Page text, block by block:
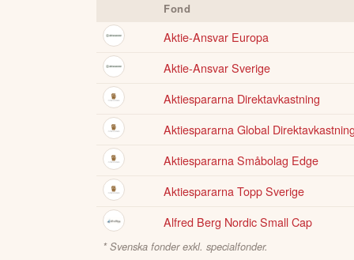
Fond
Aktie-Ansvar Europa
Aktie-Ansvar Sverige
Aktiespararna Direktavkastning
Aktiespararna Global
Aktiespararna Småbolag Edge
Aktiespararna Topp Sverige
Alfred Berg Nordic Small Cap
* Svenska fonder exkl. specialfonder.